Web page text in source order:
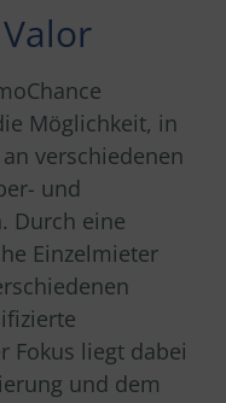
Möglichkeit, in
verschiedenen
und
Durch eine
Einzelmieter
Fokus liegt dabei
und dem